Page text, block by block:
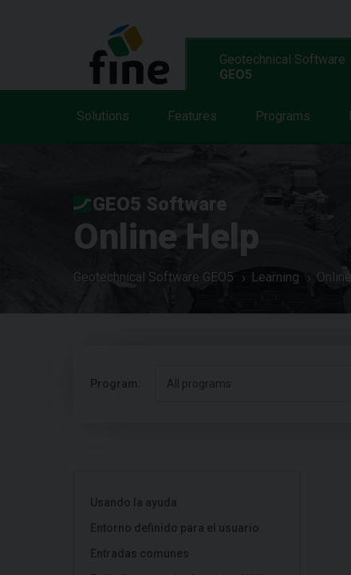
Geotechnical Software
GEO5
Solutions Features Programs
GEO5 Software
Online Help
Geotechnical Software GEO5 Learning
Program: All programs
Usando la ayuda
Entorno definido para el usuario
Entradas comunes